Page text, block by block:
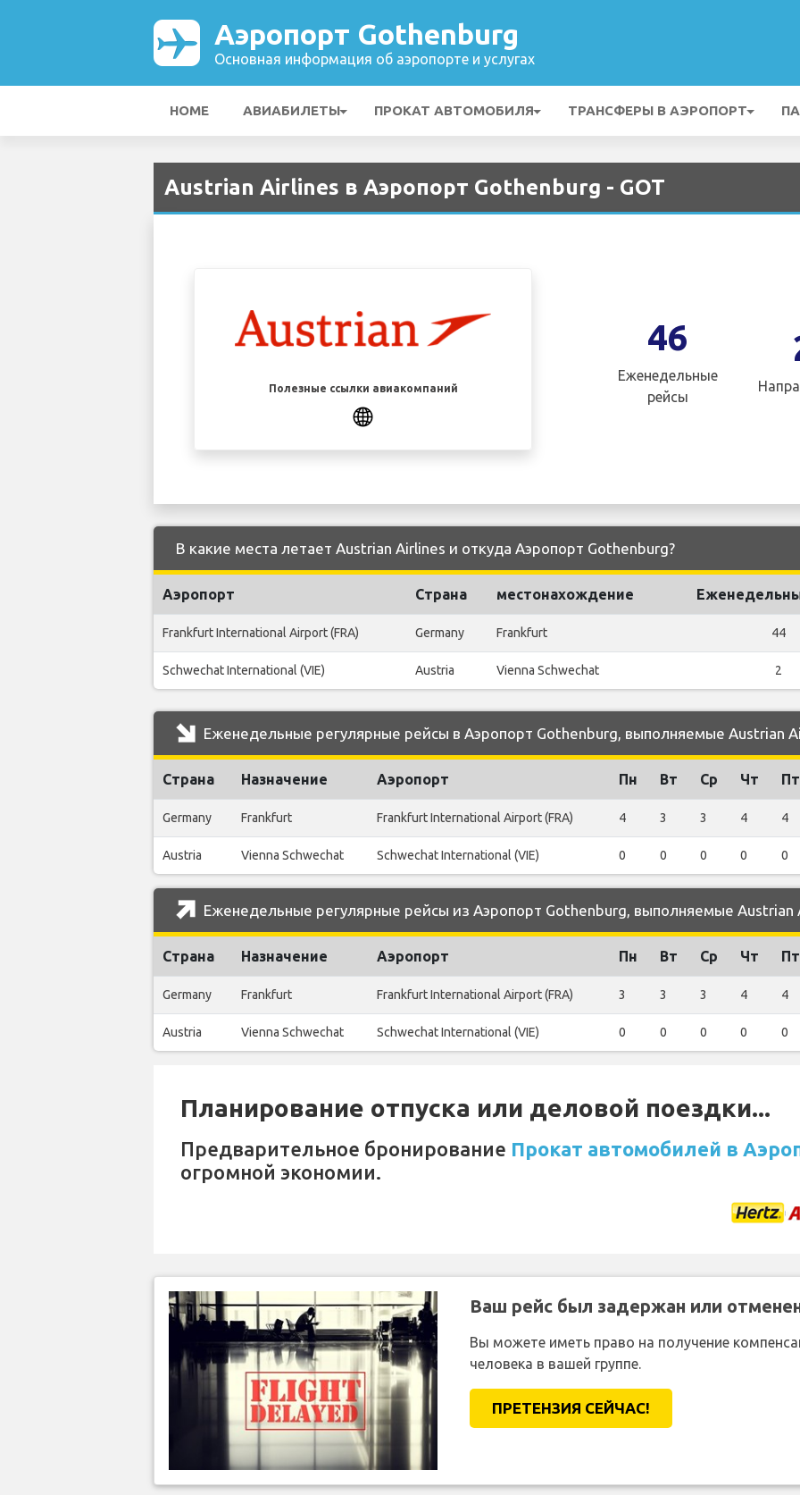
Аэропорт Gothenburg
Основная информация об аэропорте и услугах
HOME АВИАБИЛЕТЫ ПРОКАТ АВТОМОБИЛЯ ТРАНСФЕРЫ В АЭРОПОРТ
Austrian Airlines в Аэропорт Gothenburg - GOT
Полезные ссылки авиакомпаний
46
Еженедельные
рейсы
В какие места летает Austrian Airlines и откуда Аэропорт Gothenburg?
Аэропорт Страна местонахождение
Frankfurt International Airport (FRA) Germany Frankfurt 44
Schwechat International (VIE) Austria Vienna Schwechat 2
Еженедельные регулярные рейсы в Аэропорт Gothenburg, выполняемые Austrian
Страна Назначение Аэропорт Пн Вт Ср Чт Пт
Germany Frankfurt Frankfurt International Airport (FRA) 4 3 3 4 4
Austria Vienna Schwechat Schwechat International (VIE) 0 0 0 0 0
Еженедельные регулярные рейсы из Аэропорт Gothenburg, выполняемые Austrian
Страна Назначение Аэропорт Пн Вт Ср Чт Пт
Germany Frankfurt Frankfurt International Airport (FRA) 3 3 3 4 4
Austria Vienna Schwechat Schwechat International (VIE) 0 0 0 0 0
Планирование отпуска или деловой поездки...
Предварительное бронирование Прокат автомобилей в
огромной экономии.
Ваш рейс был задержан или
Вы можете иметь право на получение
человека в вашей группе.
ПРЕТЕНЗИЯ CЕЙЧАС!